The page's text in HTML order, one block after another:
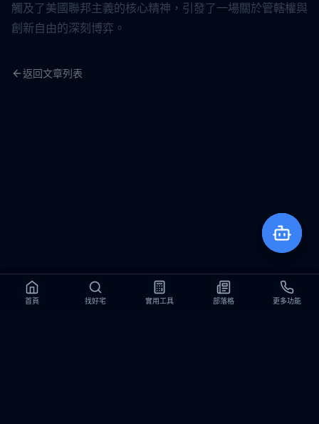
觸及了美國聯邦主義的核心精神，引發了一場關於管轄權與
創新自由的深刻博弈。
返回文章列表
首頁 找好宅 實用工具 部落格 更多功能
首頁 找好宅 實用工具 部落格 更多功能